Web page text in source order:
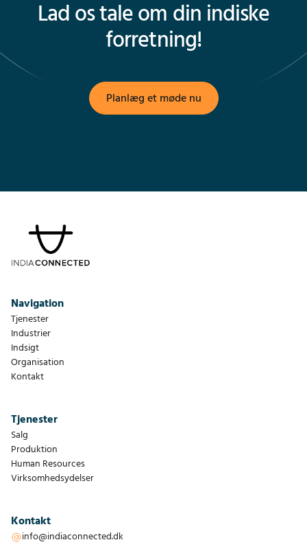
Lad os tale om din indiske
forretning!
Planlæg et møde nu
Navigation
Tjenester
Industrier
Indsigt
Organisation
Kontakt
Tjenester
Salg
Produktion
Human Resources
Virksomhedsydelser
Kontakt
info@indiaconnected.dk